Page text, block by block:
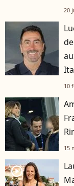
20
10
15
player2